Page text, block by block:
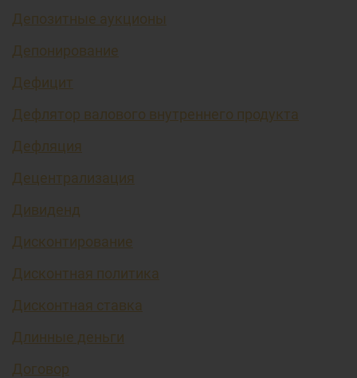
Депозитные аукционы
Депонирование
Дефицит
Дефлятор валового внутреннего продукта
Дефляция
Децентрализация
Дивиденд
Дисконтирование
Дисконтная политика
Дисконтная ставка
Длинные деньги
Договор